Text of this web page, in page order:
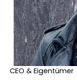
CEO & Eigentümer